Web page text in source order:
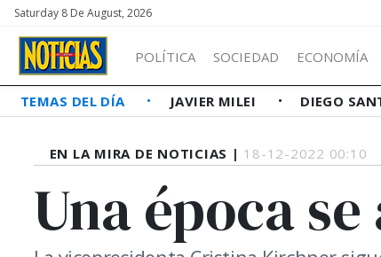
Saturday 8 De August, 2026
POLÍTICA SOCIEDAD ECONOMÍA
TEMAS DEL DÍA JAVIER MILEI DIEGO
EN LA MIRA DE NOTICIAS | 18-12-2022 00:10
Una época